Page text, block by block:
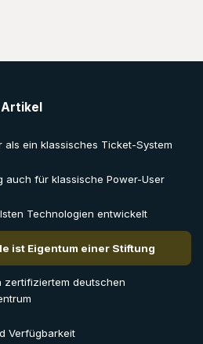
Artikel
als ein klassisches Ticket-System
auch für klassische Power-User
Technologien entwickelt
ist Eigentum einer Stiftung
zertifiziertem deutschen
Verfügbarkeit